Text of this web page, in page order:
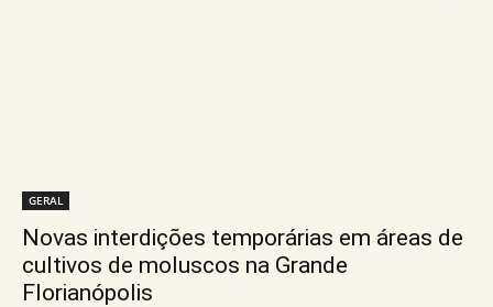
GERAL
Novas interdições temporárias em áreas de
cultivos de moluscos na Grande
Florianópolis